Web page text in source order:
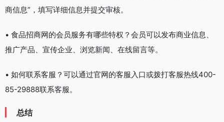
商信息”，填写详细信息并提交审核。
• 食品招商网的会员服务有哪些特权？会员可以发布商业信息、
推广产品、宣传企业、浏览新闻、在线留言等。
• 如何联系客服？可以通过官网的客服入口或拨打客服热线400-
85-29888联系客服。
总结